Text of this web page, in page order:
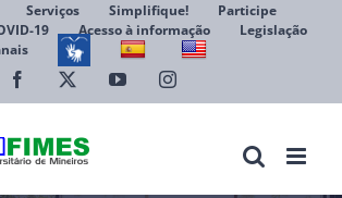
Serviços Simplifique!
Participe
19
Acesso à informação
Legislação
Facebook YouTubeInstagram